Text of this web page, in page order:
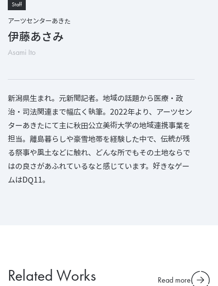
Staff
アーツセンターあきた
伊藤あさみ
Asami Ito
新潟県生まれ。元新聞記者。地域の話題から医療・政
治・司法関連まで幅広く執筆。2022年より、アーツセン
ターあきたにて主に秋田公立美術大学の地域連携事業を
担当。離島暮らしや豪雪地帯を経験した中で、伝統が残
る祭事や風土などに触れ、どんな所でもその土地ならで
はの良さがあふれているなと感じています。好きなゲー
ムはDQ11。
Related Works Read more